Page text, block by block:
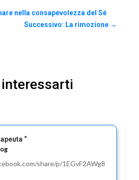
nella consapevolezza del Sé
Successivo: La rimozione →
“
share/p/1EGvF2AWg8